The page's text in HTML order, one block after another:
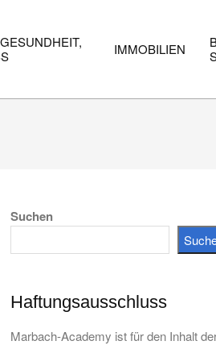
IMMOBILIEN
Suchen
Haftungsausschluss
Marbach-Academy ist für den Inhalt